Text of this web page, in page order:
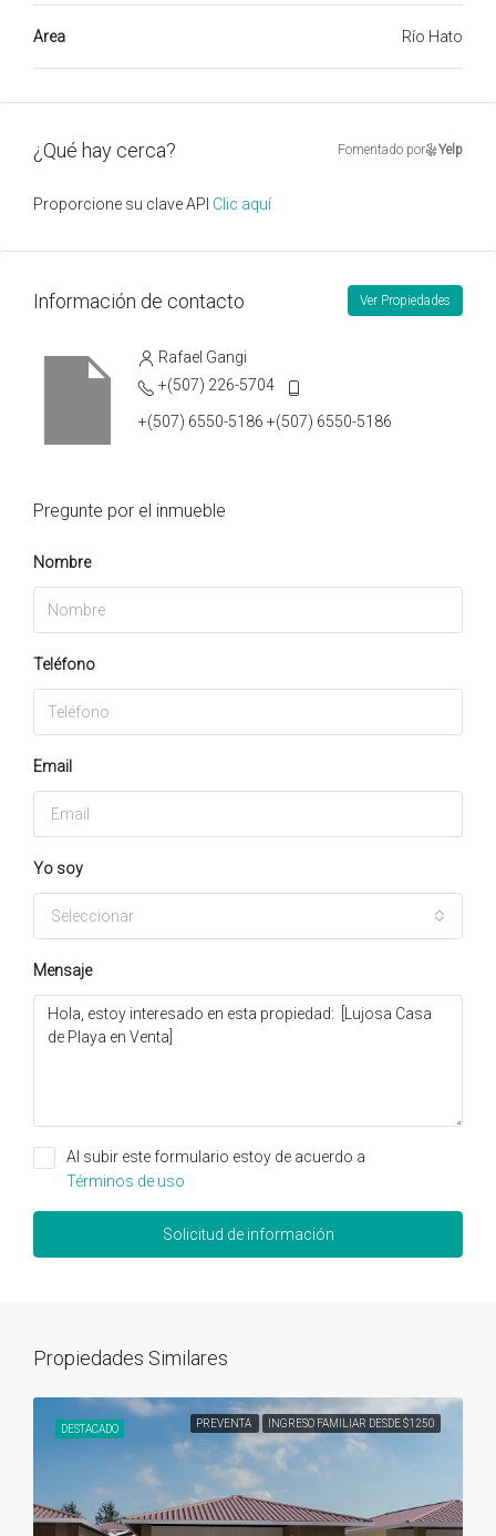
Area Río Hato
¿Qué hay cerca? Fomentado por Yelp
Proporcione su clave API Clic aquí
Información de contacto Ver Propiedades
Rafael Gangi
+(507) 226-5704
+(507) 6550-5186 +(507) 6550-5186
Pregunte por el inmueble
Nombre
Teléfono
Email
Yo soy
Seleccionar
Mensaje
Al subir este formulario estoy de acuerdo a
Términos de uso
Solicitud de información
Propiedades Similares
DESTACADO PREVENTA INGRESO FAMILIAR DESDE $1250